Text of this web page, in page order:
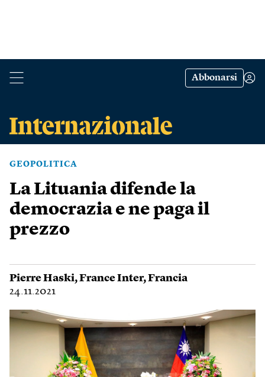
Abbonarsi
GEOPOLITICA
La Lituania difende la
democrazia e ne paga il
prezzo
Pierre Haski,France Inter,Francia
24.11.2021